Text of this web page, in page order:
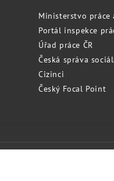
Ministerstvo práce
Portál inspekce
Úřad práce ČR
Česká správa
Cizinci
Český Focal Point